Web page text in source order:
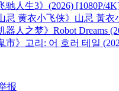
驰人生3》(2026) [1080P/
忌 黄衣小飞侠》山忌 黃
器人之梦》Robot Dreams
市》고리: 어 호러 테일
报